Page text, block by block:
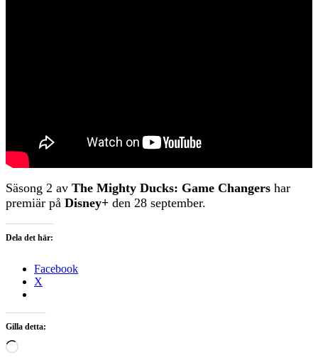
Säsong 2 av The Mighty Ducks: Game Changers har
premiär på Disney+ den 28 september.
Dela det här:
Facebook
X
Gilla detta:
Laddar